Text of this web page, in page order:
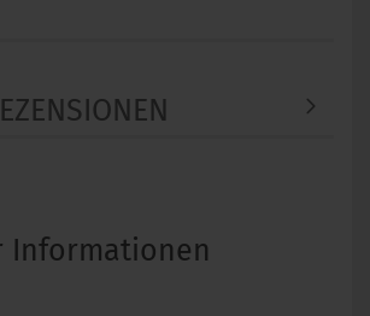
Informationen